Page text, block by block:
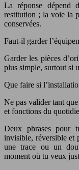
La réponse dépend
restitution ; la voie la
conservées.
Faut-il garder
Garder les pièces
plus simple, surtout si
Que faire si
Ne pas valider tant
et fonctions du
Deux phrases pour
invisible, réversible et
une trace ou un
moment où tu veux